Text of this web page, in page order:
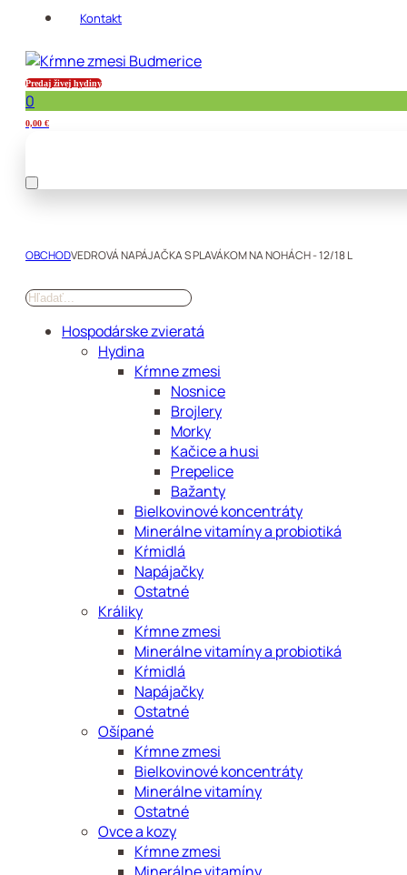
Kontakt
Predaj živej hydiny
0
0,00 €
OBCHODVEDROVÁ NAPÁJAČKA S PLAVÁKOM NA NOHÁCH - 12/18 L
Hospodárske zvieratá
Hydina
Kŕmne zmesi
Nosnice
Brojlery
Morky
Kačice a husi
Prepelice
Bažanty
Bielkovinové koncentráty
Minerálne vitamíny a probiotiká
Kŕmidlá
Napájačky
Ostatné
Králiky
Kŕmne zmesi
Minerálne vitamíny a probiotiká
Kŕmidlá
Napájačky
Ostatné
Ošípané
Kŕmne zmesi
Bielkovinové koncentráty
Minerálne vitamíny
Ostatné
Ovce a kozy
Kŕmne zmesi